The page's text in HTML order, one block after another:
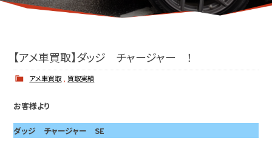
【アメ車買取】ダッジ チャージャー ！
アメ車買取 買取実績
お客様より
ダッジ チャージャー SE